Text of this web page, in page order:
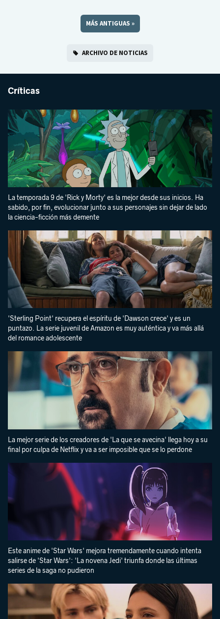
MÁS ANTIGUAS »
ARCHIVO DE NOTICIAS
Críticas
La temporada 9 de 'Rick y Morty' es la mejor desde sus inicios. Ha
sabido, por fin, evolucionar junto a sus personajes sin dejar de lado
la ciencia-ficción más demente
'Sterling Point' recupera el espíritu de 'Dawson crece' y es un
puntazo. La serie juvenil de Amazon es muy auténtica y va más allá
del romance adolescente
La mejor serie de los creadores de 'La que se avecina' llega hoy a su
final por culpa de Netflix y va a ser imposible que se lo perdone
Este anime de 'Star Wars' mejora tremendamente cuando intenta
salirse de 'Star Wars': 'La novena Jedi' triunfa donde las últimas
series de la saga no pudieron